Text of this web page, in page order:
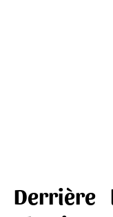
Derrière